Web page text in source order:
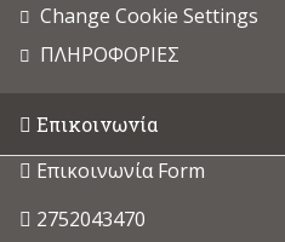
Change Cookie Settings
ΠΛΗΡΟΦΟΡΙΕΣ
Επικοινωνία
Επικοινωνία Form
2752043470